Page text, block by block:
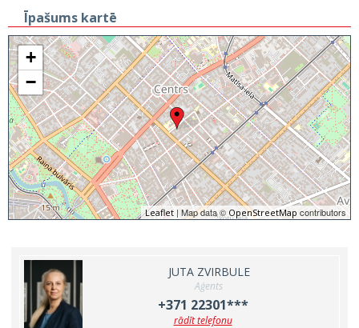
Īpašums kartē
+
−
Leaflet| Map data © OpenStreetMap contributors
JUTA ZVIRBULE
Aģents
+371 22301***
rādīt telefonu